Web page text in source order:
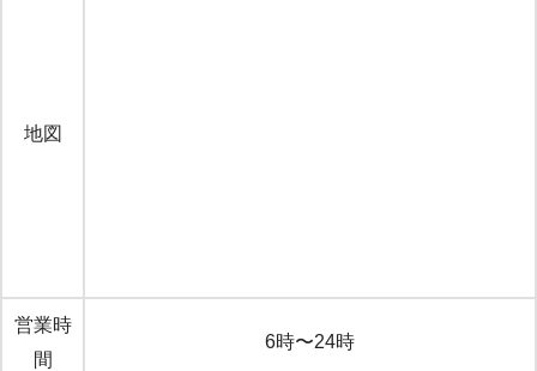
地図
営業時
間
6時〜24時